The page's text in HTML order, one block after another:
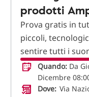
prodotti
Prova gratis in
piccoli,
sentire tutti i
Quando: Da
Dicembre
Dove: Via